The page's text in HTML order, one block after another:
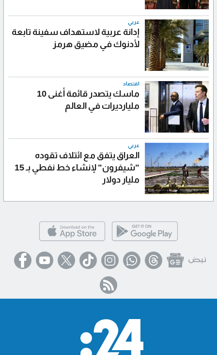
عربي
إدانة عربية لاستهداف سفينة تابعة
لأدنوك في مضيق هرمز
اقتصاد
ماسك يتصدر قائمة أغنى 10
مليارديرات في العالم
عربي
العراق يتفق مع ائتلاف تقوده
"شيفرون" لإنشاء خط نفطي بـ 15
مليار دولار